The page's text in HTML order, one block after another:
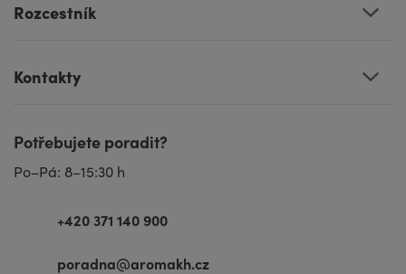
Rozcestník
Kontakty
Potřebujete poradit?
Po–Pá: 8–15:30 h
+420 371 140 900
poradna@aromakh.cz